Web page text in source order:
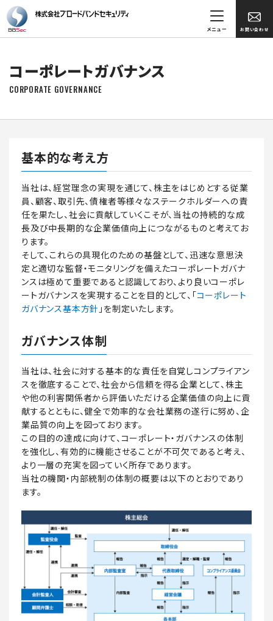
お問い合わせ
メニュー
コーポレートガバナンス
CORPORATE GOVERNANCE
基本的な考え方
当社は、経営理念の実現を通じて、株主をはじめとする従業
員、顧客、取引先、債権者等様々なステークホルダーへの責
任を果たし、社会に貢献していくこそが、当社の持続的な成
長及び中長期的な企業価値向上につながるものと考えてお
ります。
そして、これらの具現化のための基盤として、迅速な意思決
定と適切な監督・モニタリングを備えたコーポレートガバナ
ンスは極めて重要であると認識しており、より良いコーポレ
ートガバナンスを実現することを目的として、「コーポレート
ガバナンス基本方針 」を制定いたします。
ガバナンス体制
当社は、社会に対する基本的な責任を自覚しコンプライアン
スを徹底することで、社会から信頼を得る企業として、株主
や他の利害関係者から評価いただける企業価値の向上に貢
献するとともに、健全で効率的な会社業務の遂行に努め、企
業品質の向上を図っております。
この目的の達成に向けて、コーポレート・ガバナンスの体制
を強化し、有効的に機能させることが不可欠であると考え、
より一層の充実を図っていく所存であります。
当社の機関・内部統制の体制の概要は以下のとおりであり
ます。